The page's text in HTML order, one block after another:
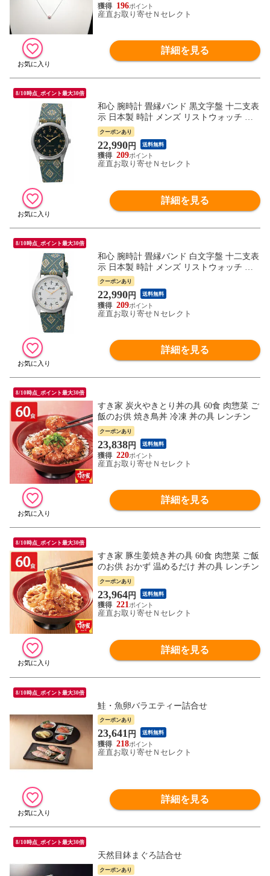
196
産直お取り寄せＮセレクト
詳細を見る
8/10時点_ポイント最大30倍
和心 腕時計 畳縁バンド 黒文字盤 十二支表
示 日本製 時計 メンズ リストウォッチ 防
水 クオーツ
クーポンあり
22,990円 送料無料
209
産直お取り寄せＮセレクト
詳細を見る
8/10時点_ポイント最大30倍
和心 腕時計 畳縁バンド 白文字盤 十二支表
示 日本製 時計 メンズ リストウォッチ 防
水 クオーツ
クーポンあり
22,990円 送料無料
209
産直お取り寄せＮセレクト
詳細を見る
8/10時点_ポイント最大30倍
すき家 炭火やきとり丼の具 60食 肉惣菜 ご
飯のお供 焼き鳥丼 冷凍 丼の具 レンチン
クーポンあり
23,838円 送料無料
220
産直お取り寄せＮセレクト
詳細を見る
8/10時点_ポイント最大30倍
すき家 豚生姜焼き丼の具 60食 肉惣菜 ご飯
のお供 おかず 温めるだけ 丼の具 レンチン
クーポンあり
23,964円 送料無料
221
産直お取り寄せＮセレクト
詳細を見る
8/10時点_ポイント最大30倍
鮭・魚卵バラエティー詰合せ
クーポンあり
23,641 円 送料無料
218
産直お取り寄せＮセレクト
詳細を見る
8/10時点_ポイント最大30倍
天然目鉢まぐろ詰合せ
クーポンあり